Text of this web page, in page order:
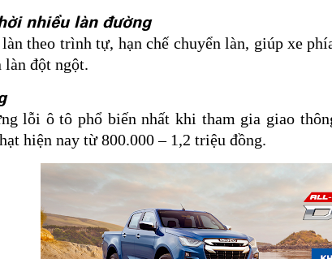
nhiều làn đường
theo trình tự, hạn chế chuyển làn, giúp xe
đột ngột.
lỗi ô tô phổ biến nhất khi tham gia giao
hiện nay từ 800.000 – 1,2 triệu đồng.